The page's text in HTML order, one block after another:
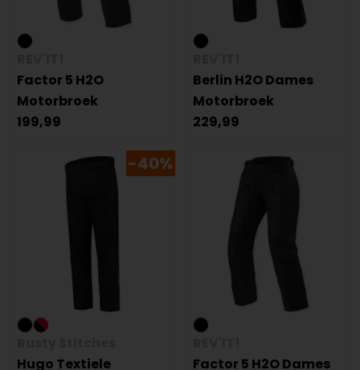
Factor 5 H2O
Motorbroek
199,99
Berlin H2O Dames
Motorbroek
229,99
-40%
Hugo Textiele
Factor 5 H2O Dames